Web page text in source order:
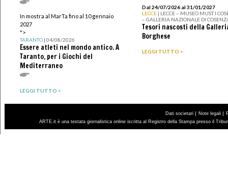
In mostra al MarTa fino al 10 gennaio
2027
">
TARANTO| 04/08/2026
Essere atleti nel mondo antico. A
Taranto, per i Giochi del
Mediterraneo
LEGGI TUTTO >
Dal 24/07/2026 al 31/01/2027
LECCE | LECCE – MUSEO MUST I
– GALLERIA NAZIONALE DI
Tesori nascosti della
Borghese
LEGGI TUTTO >
Dati societari | Note legali |
ARTE.it è una testata giornalistica online iscritta al Registro della Stampa presso il